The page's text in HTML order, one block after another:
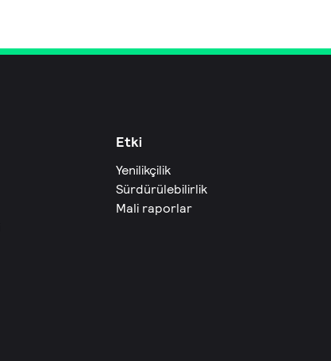
Etki
Yenilikçilik
Sürdürülebilirlik
Mali raporlar